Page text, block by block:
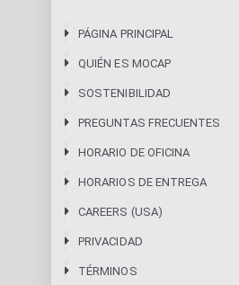
PÁGINA PRINCIPAL
QUIÉN ES MOCAP
SOSTENIBILIDAD
PREGUNTAS FRECUENTES
HORARIO DE OFICINA
HORARIOS DE ENTREGA
CAREERS (USA)
PRIVACIDAD
TÉRMINOS